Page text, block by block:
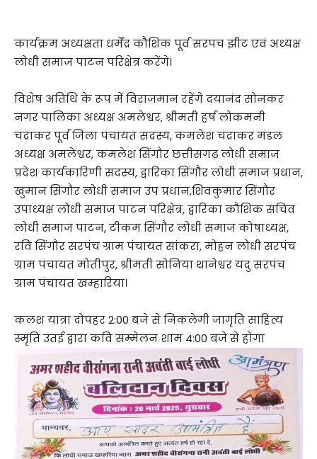
कार्यक्रम अध्यक्षता धर्मेंद्र कौशिक पूर्व सरपंच झीट एवं अध्यक्ष
लोधी समाज पाटन परिक्षेत्र करेंगे।
विशेष अतिथि के रूप में विराजमान रहेंगे दयानंद सोनकर
नगर पालिका अध्यक्ष अमलेश्वर, श्रीमती हर्ष लोकमनी
चंद्राकर पूर्व जिला पंचायत सदस्य, कमलेश चंद्राकर मंडल
अध्यक्ष अमलेश्वर, कमलेश सिंगौर छत्तीसगढ़ लोधी समाज
प्रदेश कार्यकारिणी सदस्य, द्वारिका सिंगौर लोधी समाज प्रधान,
खुमान सिंगौर लोधी समाज उप प्रधान,शिवकुमार सिंगौर
उपाध्यक्ष लोधी समाज पाटन परिक्षेत्र, द्वारिका कौशिक सचिव
लोधी समाज पाटन, टीकम सिंगौर लोधी समाज कोषाध्यक्ष,
रवि सिंगौर सरपंच ग्राम पंचायत सांकरा, मोहन लोधी सरपंच
ग्राम पंचायत मोतीपुर, श्रीमती सोनिया थानेश्वर यदु सरपंच
ग्राम पंचायत खम्हारिया।
कलश यात्रा दोपहर 2:00 बजे से निकलेगी जागृति साहित्य
स्मृति उतई द्वारा कवि सम्मेलन शाम 4:00 बजे से होगा